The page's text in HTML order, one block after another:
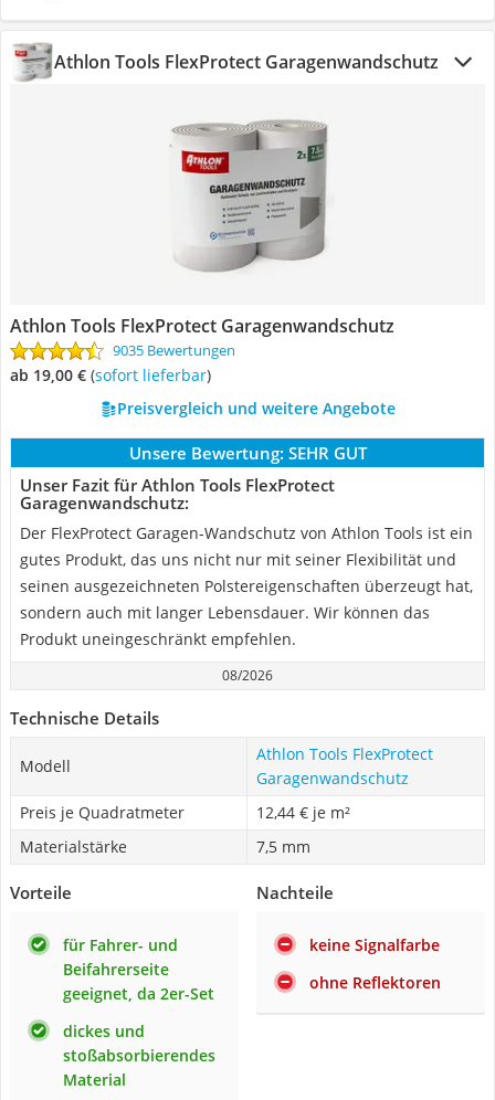
Athlon Tools FlexProtect Garagenwandschutz
Athlon Tools FlexProtect Garagenwandschutz
9035 Bewertungen
ab 19,00 € ( Sofort lieferbar)
Preisvergleich und weitere Angebote
Unsere Bewertung: SEHR GUT
Unser Fazit für Athlon Tools FlexProtect
Garagenwandschutz:
Der FlexProtect Garagen-Wandschutz von Athlon Tools ist ein
gutes Produkt, das uns nicht nur mit seiner Flexibilität und
seinen ausgezeichneten Polstereigenschaften überzeugt hat,
sondern auch mit langer Lebensdauer. Wir können das
Produkt uneingeschränkt empfehlen.
08/2026
Technische Details
Modell
Athlon Tools FlexProtect
Garagenwandschutz
Preis je Quadratmeter
12,44 € je m²
Materialstärke
7,5 mm
Vorteile
für Fahrer- und
Beifahrerseite
geeignet, da 2er-Set
dickes und
stoßabsorbierendes
Material
Nachteile
keine Signalfarbe
ohne Reflektoren